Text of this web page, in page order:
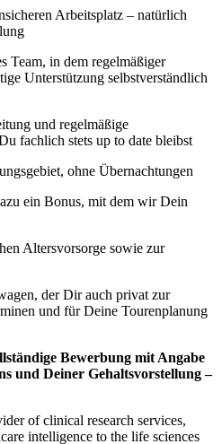
Arbeitsplatz – natürlich
Team, in dem regelmäßiger
Unterstützung selbstverständlich
und regelmäßige
fachlich stets up to date bleibst
ohne Übernachtungen
ein Bonus, mit dem wir Dein
Altersvorsorge sowie zur
der Dir auch privat zur
und für Deine Tourenplanung
Bewerbung mit Angabe
und Deiner Gehaltsvorstellung –
of clinical research services,
intelligence to the life sciences